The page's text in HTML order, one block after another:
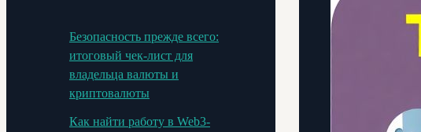
Безопасность прежде всего:
итоговый чек-лист для
владельца валюты и
криптовалюты
Как найти работу в Web3-